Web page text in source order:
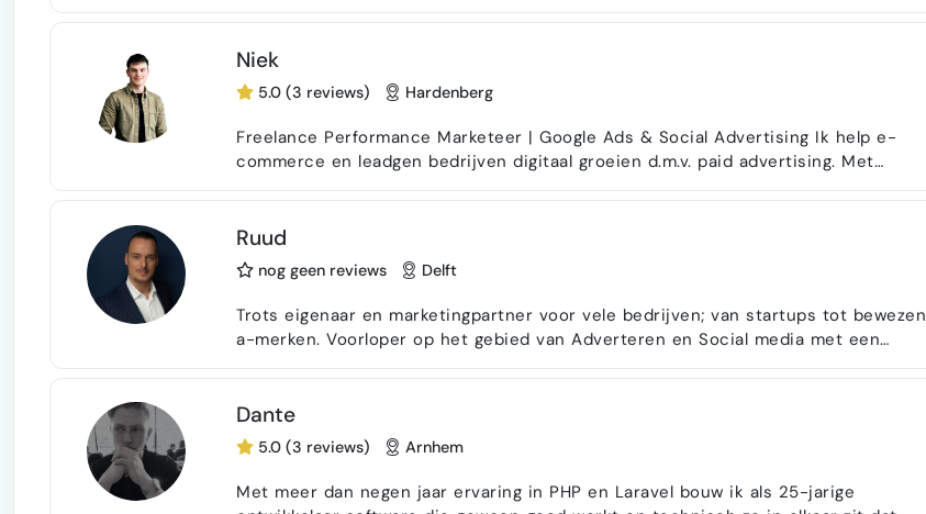
commerce en marketplace-integraties (Amazon, BOL, Channable, Shopware, PIM-
Niek
5.0 (3 reviews) Hardenberg
Freelance Performance Marketeer | Google Ads & Social Advertising Ik help e-
commerce en leadgen bedrijven digitaal groeien d.m.v. paid advertising. Met
Ruud
nog geen reviews Delft
Trots eigenaar en marketingpartner voor vele bedrijven; van startups tot bewezen
a-merken. Voorloper op het gebied van Adverteren en Social media met een
mogelijkheden. Diensten: Adverteren AI creatie en marketing Email marketing
Leadgeneratie …
Dante
5.0 (3 reviews) Arnhem
Met meer dan negen jaar ervaring in PHP en Laravel bouw ik als 25-jarige